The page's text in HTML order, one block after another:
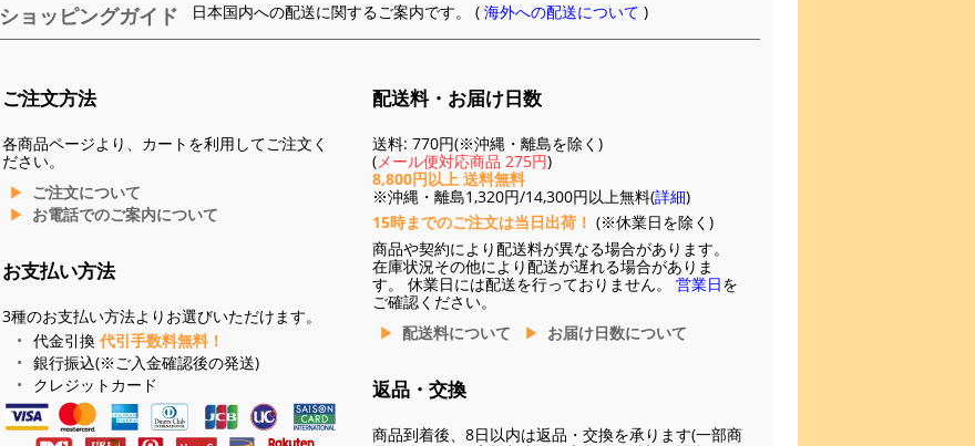
ショッピングガイド 日本国内への配送に関するご案内です。 (海外への配送について )
ご注文方法
各商品ページより、カートを利用してご注文く
ださい。
ご注文について
お電話でのご案内について
お支払い方法
3種のお支払い方法よりお選びいただけます。
代金引換 代引手数料無料！
銀行振込(※ご入金確認後の発送)
クレジットカード
配送料・お届け日数
送料: 770円(※沖縄・離島を除く)
(メール便対応商品 275円)
8,800円以上 送料無料
※沖縄・離島1,320円/14,300円以上無料(詳細)
15時までのご注文は当日出荷！ (※休業日を除く)
商品や契約により配送料が異なる場合があります。
在庫状況その他により配送が遅れる場合がありま
す。 休業日には配送を行っておりません。 営業日を
ご確認ください。
配送料について
お届け日数について
返品・交換
商品到着後、8日以内は返品・交換を承ります(一部商